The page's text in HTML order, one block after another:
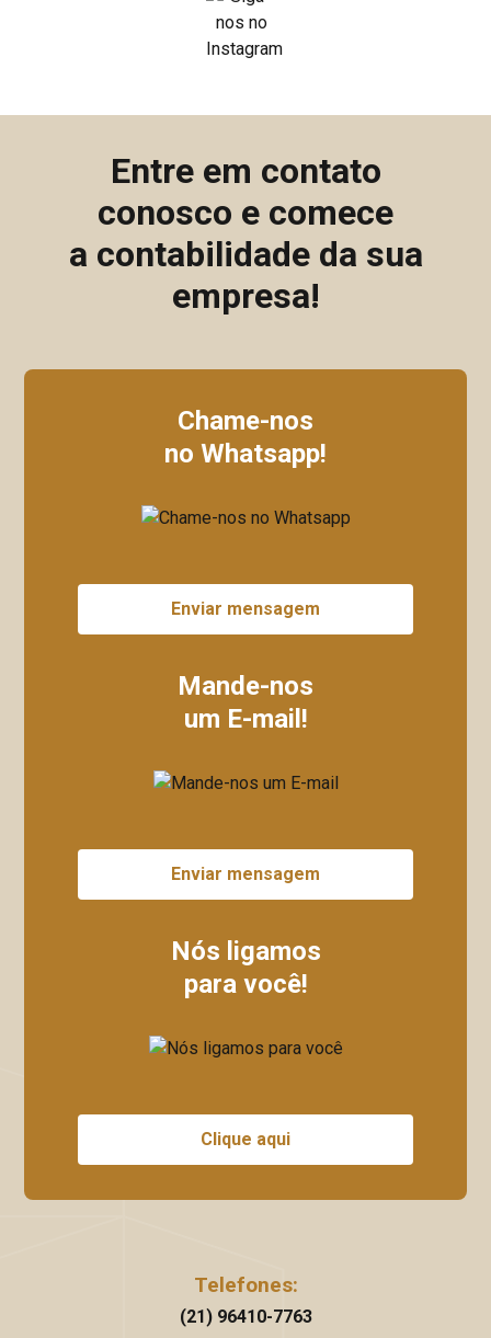
Entre em contato
conosco e comece
a contabilidade da sua
empresa!
Chame-nos
no Whatsapp!
Enviar mensagem
Mande-nos
um E-mail!
Enviar mensagem
Nós ligamos
para você!
Clique aqui
Telefones:
(21) 96410-7763